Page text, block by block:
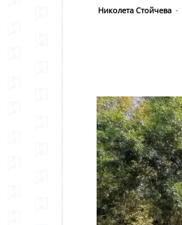
Николета Стойчева -